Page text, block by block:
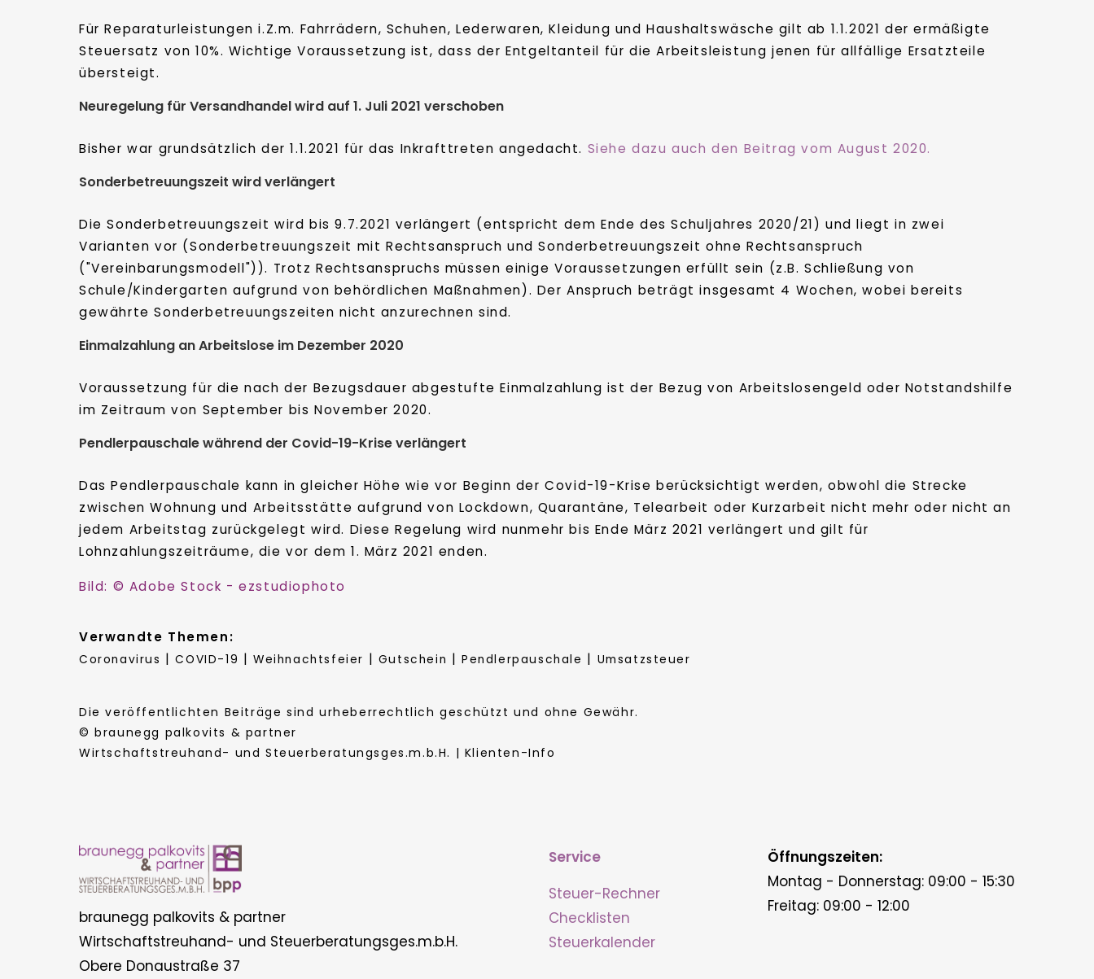
Für Reparaturleistungen i.Z.m. Fahrrädern, Schuhen, Lederwaren, Kleidung und Haushaltswäsche gilt ab 1.1.2021 der ermäßigte
Steuersatz von 10%. Wichtige Voraussetzung ist, dass der Entgeltanteil für die Arbeitsleistung jenen für allfällige Ersatzteile
übersteigt.
Neuregelung für Versandhandel wird auf 1. Juli 2021 verschoben
Bisher war grundsätzlich der 1.1.2021 für das Inkrafttreten angedacht. Siehe dazu auch den Beitrag vom August 2020.
Sonderbetreuungszeit wird verlängert
Die Sonderbetreuungszeit wird bis 9.7.2021 verlängert (entspricht dem Ende des Schuljahres 2020/21) und liegt in zwei
Varianten vor (Sonderbetreuungszeit mit Rechtsanspruch und Sonderbetreuungszeit ohne Rechtsanspruch
("Vereinbarungsmodell")). Trotz Rechtsanspruchs müssen einige Voraussetzungen erfüllt sein (z.B. Schließung von
Schule/Kindergarten aufgrund von behördlichen Maßnahmen). Der Anspruch beträgt insgesamt 4 Wochen, wobei bereits
gewährte Sonderbetreuungszeiten nicht anzurechnen sind.
Einmalzahlung an Arbeitslose im Dezember 2020
Voraussetzung für die nach der Bezugsdauer abgestufte Einmalzahlung ist der Bezug von Arbeitslosengeld oder Notstandshilfe
im Zeitraum von September bis November 2020.
Pendlerpauschale während der Covid-19-Krise verlängert
Das Pendlerpauschale kann in gleicher Höhe wie vor Beginn der Covid-19-Krise berücksichtigt werden, obwohl die Strecke
zwischen Wohnung und Arbeitsstätte aufgrund von Lockdown, Quarantäne, Telearbeit oder Kurzarbeit nicht mehr oder nicht an
jedem Arbeitstag zurückgelegt wird. Diese Regelung wird nunmehr bis Ende März 2021 verlängert und gilt für
Lohnzahlungszeiträume, die vor dem 1. März 2021 enden.
Bild: © Adobe Stock - ezstudiophoto
Verwandte Themen:
Coronavirus |COVID-19 |Weihnachtsfeier | Gutschein |Pendlerpauschale | Umsatzsteuer
Die veröffentlichten Beiträge sind urheberrechtlich geschützt und ohne Gewähr.
© braunegg palkovits & partner
Wirtschaftstreuhand- und Steuerberatungsges.m.b.H. | Klienten-Info
braunegg palkovits & partner
Wirtschaftstreuhand- und Steuerberatungsges.m.b.H.
Obere Donaustraße 37
Service
Steuer-Rechner
Checklisten
Steuerkalender
Öffnungszeiten:
Montag - Donnerstag: 09:00 - 15:30
Freitag: 09:00 - 12:00